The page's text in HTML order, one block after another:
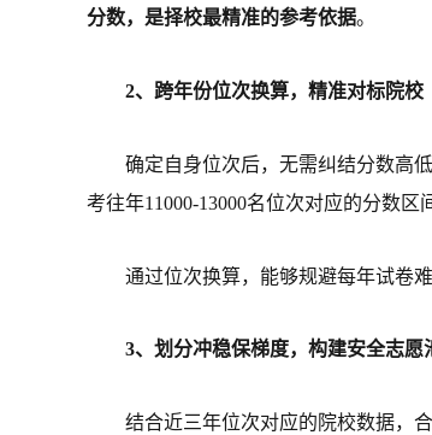
分数，是择校最精准的参考依据。
2、跨年份位次换算，精准对标院校
确定自身位次后，无需纠结分数高
考往年11000-13000名位次对应的分数区
通过位次换算，能够规避每年试卷
3、划分冲稳保梯度，构建安全志愿
结合近三年位次对应的院校数据，